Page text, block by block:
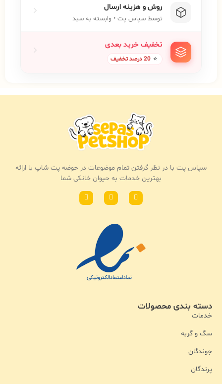
روش و هزینه ارسال
توسط سپاس پت • وابسته به سبد
تخفیف خرید بعدی
⭐ 20 درصد تخفیف
دسته بندی محصولات
خدمات
سگ و گربه
جوندگان
پرندگان
سپاس پت با در نظر گرفتن تمام موضوعات در حوضه پت شاپ با ارائه
بهترین خدمات به حیوان خانکی شما